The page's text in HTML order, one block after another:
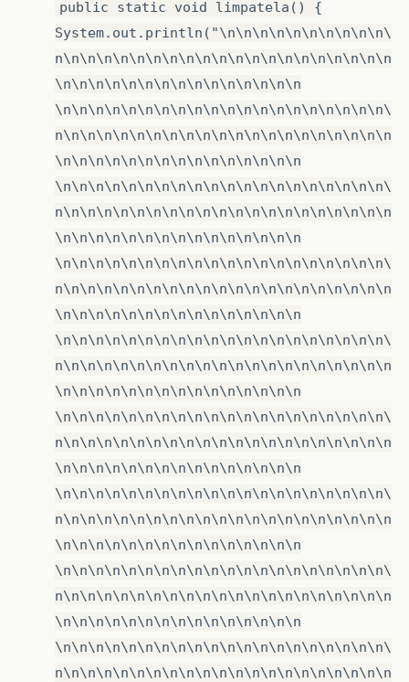
public static void limpatela() {
System.out.println("\n\n\n\n\n\n\n\n\n\n\
n\n\n\n\n\n\n\n\n\n\n\n\n\n\n\n\n\n\n\n\n
\n\n\n\n\n\n\n\n\n\n\n\n\n\n\n
\n\n\n\n\n\n\n\n\n\n\n\n\n\n\n\n\n\n\n\n\
n\n\n\n\n\n\n\n\n\n\n\n\n\n\n\n\n\n\n\n\n
\n\n\n\n\n\n\n\n\n\n\n\n\n\n\n
\n\n\n\n\n\n\n\n\n\n\n\n\n\n\n\n\n\n\n\n\
n\n\n\n\n\n\n\n\n\n\n\n\n\n\n\n\n\n\n\n\n
\n\n\n\n\n\n\n\n\n\n\n\n\n\n\n
\n\n\n\n\n\n\n\n\n\n\n\n\n\n\n\n\n\n\n\n\
n\n\n\n\n\n\n\n\n\n\n\n\n\n\n\n\n\n\n\n\n
\n\n\n\n\n\n\n\n\n\n\n\n\n\n\n
\n\n\n\n\n\n\n\n\n\n\n\n\n\n\n\n\n\n\n\n\
n\n\n\n\n\n\n\n\n\n\n\n\n\n\n\n\n\n\n\n\n
\n\n\n\n\n\n\n\n\n\n\n\n\n\n\n
\n\n\n\n\n\n\n\n\n\n\n\n\n\n\n\n\n\n\n\n\
n\n\n\n\n\n\n\n\n\n\n\n\n\n\n\n\n\n\n\n\n
\n\n\n\n\n\n\n\n\n\n\n\n\n\n\n
\n\n\n\n\n\n\n\n\n\n\n\n\n\n\n\n\n\n\n\n\
n\n\n\n\n\n\n\n\n\n\n\n\n\n\n\n\n\n\n\n\n
\n\n\n\n\n\n\n\n\n\n\n\n\n\n\n
\n\n\n\n\n\n\n\n\n\n\n\n\n\n\n\n\n\n\n\n\
n\n\n\n\n\n\n\n\n\n\n\n\n\n\n\n\n\n\n\n\n
\n\n\n\n\n\n\n\n\n\n\n\n\n\n\n
\n\n\n\n\n\n\n\n\n\n\n\n\n\n\n\n\n\n\n\n\
n\n\n\n\n\n\n\n\n\n\n\n\n\n\n\n\n\n\n\n\n